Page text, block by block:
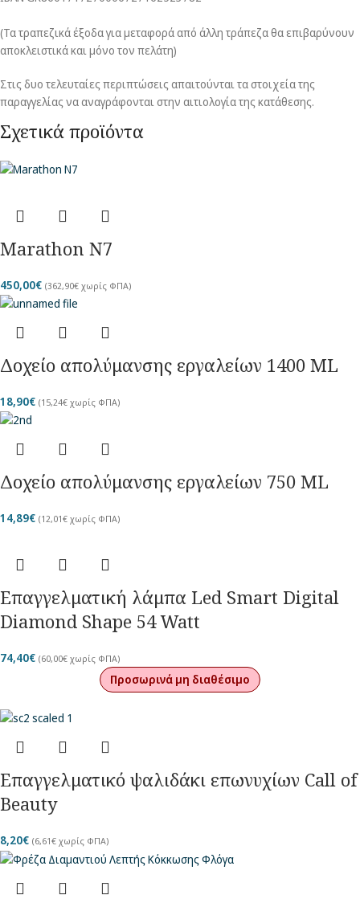
(Τα τραπεζικά έξοδα για μεταφορά από άλλη τράπεζα θα επιβαρύνουν
αποκλειστικά και μόνο τον πελάτη)
Στις δυο τελευταίες περιπτώσεις απαιτούνται τα στοιχεία της
παραγγελίας να αναγράφονται στην αιτιολογία της κατάθεσης.
Σχετικά προϊόντα
Marathon N7
450,00€ (362,90€ χωρίς ΦΠΑ)
Δοχείο απολύμανσης εργαλείων 1400 ML
18,90€ (15,24€ χωρίς ΦΠΑ)
Δοχείο απολύμανσης εργαλείων 750 ML
14,89€ (12,01€ χωρίς ΦΠΑ)
Επαγγελματική λάμπα Led Smart Digital
Diamond Shape 54 Watt
74,40€ (60,00€ χωρίς ΦΠΑ)
Προσωρινά μη διαθέσιμο
Επαγγελματικό ψαλιδάκι επωνυχίων Call of
Beauty
8,20€ (6,61€ χωρίς ΦΠΑ)